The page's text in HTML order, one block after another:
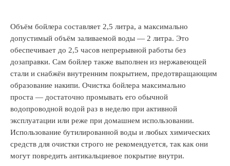
Объём бойлера составляет 2,5 литра, а максимально
допустимый объём заливаемой воды — 2 литра. Это
обеспечивает до 2,5 часов непрерывной работы без
дозаправки. Сам бойлер также выполнен из нержавеющей
стали и снабжён внутренним покрытием, предотвращающим
образование накипи. Очистка бойлера максимально
проста — достаточно промывать его обычной
водопроводной водой раз в неделю при активной
эксплуатации или реже при домашнем использовании.
Использование бутилированной воды и любых химических
средств для очистки строго не рекомендуется, так как они
могут повредить антикальциевое покрытие внутри.